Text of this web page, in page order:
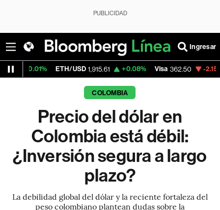
PUBLICIDAD
Ingresar
ETH/USD 1,915.61 +0.08% Visa 362.50 -2.15%
COLOMBIA
Precio del dólar en
Colombia está débil:
¿Inversión segura a largo
plazo?
La debilidad global del dólar y la reciente fortaleza del
peso colombiano plantean dudas sobre la